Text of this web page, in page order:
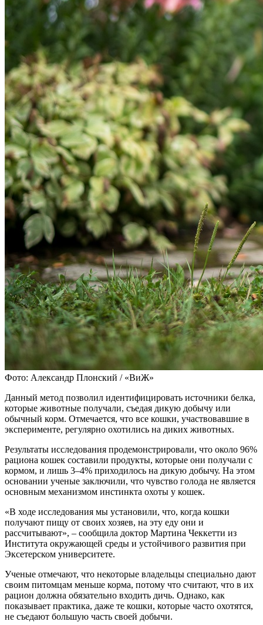
Фото: Александр Плонский / «ВиЖ»
Данный метод позволил идентифицировать источники белка,
которые животные получали, съедая дикую добычу или
обычный корм. Отмечается, что все кошки, участвовавшие в
эксперименте, регулярно охотились на диких животных.
Результаты исследования продемонстрировали, что около 96%
рациона кошек составили продукты, которые они получали с
кормом, и лишь 3–4% приходилось на дикую добычу. На этом
основании ученые заключили, что чувство голода не является
основным механизмом инстинкта охоты у кошек.
«В ходе исследования мы установили, что, когда кошки
получают пищу от своих хозяев, на эту еду они и
рассчитывают», – сообщила доктор Мартина Чеккетти из
Института окружающей среды и устойчивого развития при
Эксетерском университете.
Ученые отмечают, что некоторые владельцы специально дают
своим питомцам меньше корма, потому что считают, что в их
рацион должна обязательно входить дичь. Однако, как
показывает практика, даже те кошки, которые часто охотятся,
не съедают большую часть своей добычи.